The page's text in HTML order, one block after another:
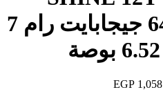
ثنائي الشريحة 64 جيجابايت رام 7
1,058 EGP